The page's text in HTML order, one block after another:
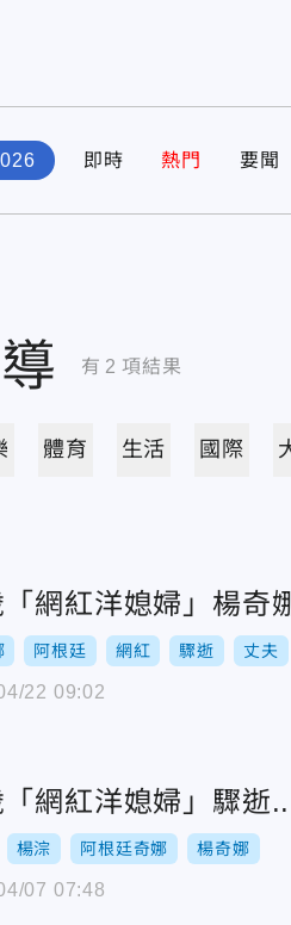
即時 熱門 要聞
有 2 項結果
體育 生活 國際
「網紅洋媳婦」楊
阿根廷 網紅 驟逝 丈夫
22 09:02
「網紅洋媳婦」驟
楊淙 阿根廷奇娜 楊奇娜
07 07:48